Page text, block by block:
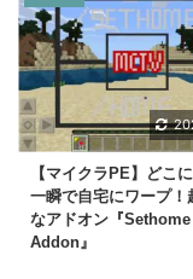
【マイクラPE】どこ
一瞬で自宅にワープ！
なアドオン『Sethome
Addon』